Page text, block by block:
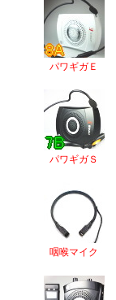
パワギガＥ
パワギガＳ
咽喉マイク